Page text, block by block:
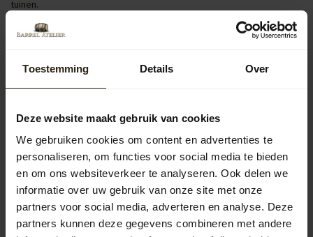
Toestemming Details Over
Deze website maakt gebruik van cookies
We gebruiken cookies om content en advertenties te
personaliseren, om functies voor social media te bieden
en om ons websiteverkeer te analyseren. Ook delen we
informatie over uw gebruik van onze site met onze
partners voor social media, adverteren en analyse. Deze
partners kunnen deze gegevens combineren met andere
tuinen.
Regentonnen met pomp of kraan
pomp of kraan. Hiermee kun je eenvoudig een gieter vullen of de tuin
Populaire categorieën
Regentonnen
Kuipen